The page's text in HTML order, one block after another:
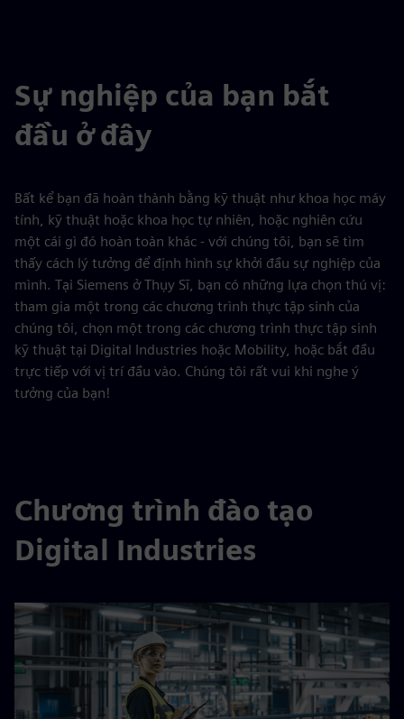
Sự nghiệp của bạn bắt
đầu ở đây
Bất kể bạn đã hoàn thành bằng kỹ thuật như khoa học máy
tính, kỹ thuật hoặc khoa học tự nhiên, hoặc nghiên cứu
một cái gì đó hoàn toàn khác - với chúng tôi, bạn sẽ tìm
thấy cách lý tưởng để định hình sự khởi đầu sự nghiệp của
mình. Tại Siemens ở Thụy Sĩ, bạn có những lựa chọn thú vị:
tham gia một trong các chương trình thực tập sinh của
chúng tôi, chọn một trong các chương trình thực tập sinh
kỹ thuật tại Digital Industries hoặc Mobility, hoặc bắt đầu
trực tiếp với vị trí đầu vào. Chúng tôi rất vui khi nghe ý
tưởng của bạn!
Chương trình đào tạo
Digital Industries